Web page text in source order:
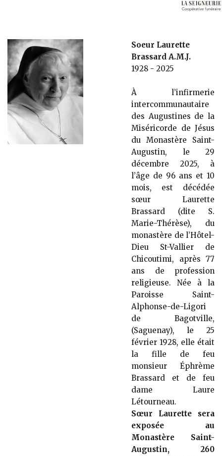
Soeur Laurette
Brassard A.M.J.
1928 - 2025
À l’infirmerie
intercommunautaire
des Augustines de la
Miséricorde de Jésus
du Monastère Saint-
Augustin, le 29
décembre 2025, à
l’âge de 96 ans et 10
mois, est décédée
sœur Laurette
Brassard (dite S.
Marie-Thérèse), du
monastère de l’Hôtel-
Dieu St-Vallier de
Chicoutimi, après 77
ans de profession
religieuse. Née à la
Paroisse Saint-
Alphonse-de-Ligori
de Bagotville,
(Saguenay), le 25
février 1928, elle était
la fille de feu
monsieur Éphrème
Brassard et de feu
dame Laure
Létourneau.
Sœur Laurette sera
exposée au
Monastère Saint-
Augustin, 260